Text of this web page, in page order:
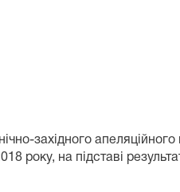
західного апеляційного
року, на підставі